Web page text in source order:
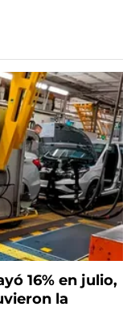
16% en julio,
la